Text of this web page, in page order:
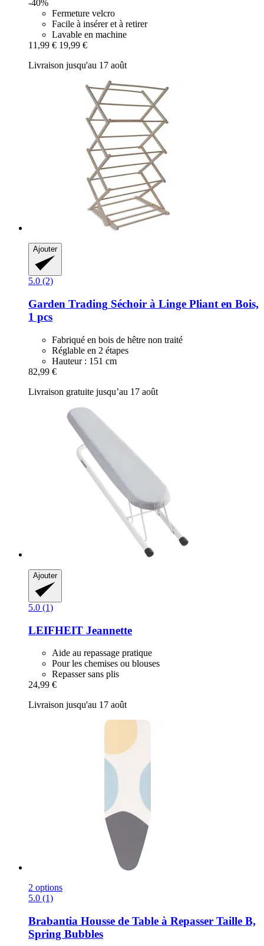
-40%
Fermeture velcro
Facile à insérer et à retirer
Lavable en machine
11,99 € 19,99 €
Livraison jusqu'au 17 août
Ajouter
5.0 (2)
Garden Trading Séchoir à Linge Pliant en Bois,
1 pcs
Fabriqué en bois de hêtre non traité
Réglable en 2 étapes
Hauteur : 151 cm
82,99 €
Livraison gratuite jusqu’au 17 août
Ajouter
5.0 (1)
LEIFHEIT Jeannette
Aide au repassage pratique
Pour les chemises ou blouses
Repasser sans plis
24,99 €
Livraison jusqu'au 17 août
2 options
5.0 (1)
Brabantia Housse de Table à Repasser Taille B,
Spring Bubbles